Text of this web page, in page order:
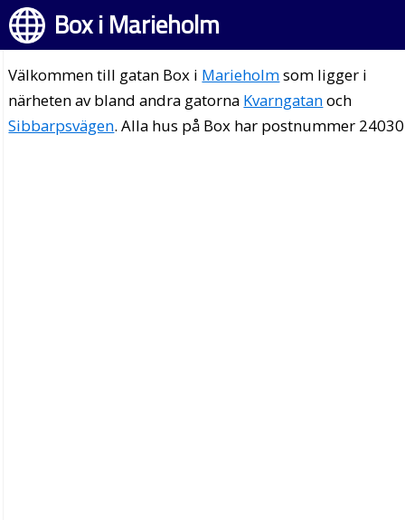
Box i Marieholm
Välkommen till gatan Box i Marieholmsom ligger i
närheten av bland andra gatorna Kvarngatanoch
Sibbarpsvägen. Alla hus på Box har postnummer